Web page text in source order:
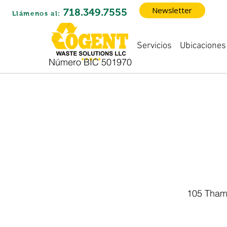
Llámenos al: 718.349.7555 Newsletter
Número BIC 501970
Servicios Ubicaciones
105